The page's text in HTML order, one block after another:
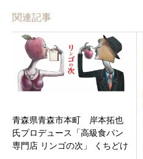
関連記事
青森県青森市本町 岸本拓也
氏プロデュース「高級食パン
専門店 リンゴの次」 くちどけ